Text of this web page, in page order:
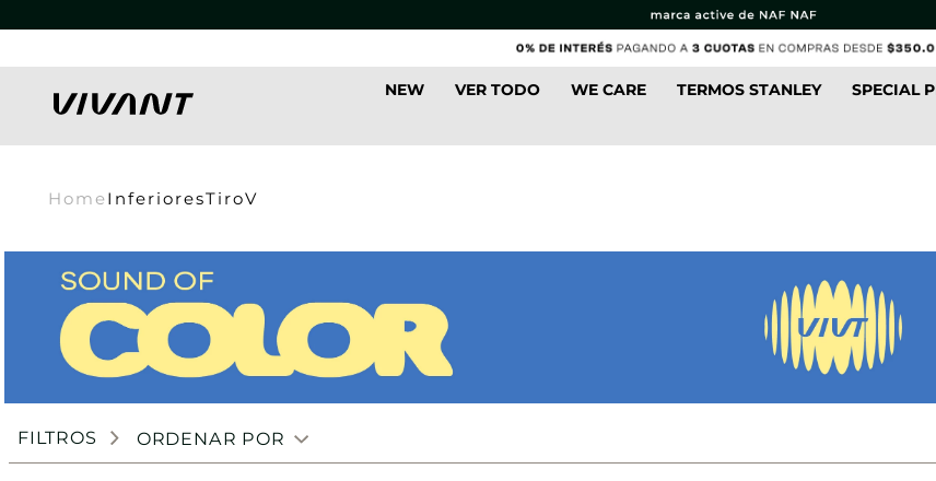
NEW VER TODO WE CARE TERMOS STANLEY SPECIAL
HomeInferioresTiroV
FILTROS ORDENAR POR